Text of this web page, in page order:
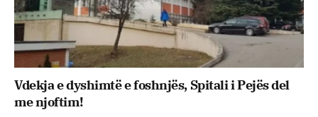
Vdekja e dyshimtë e foshnjës, Spitali i Pejës del
me njoftim!